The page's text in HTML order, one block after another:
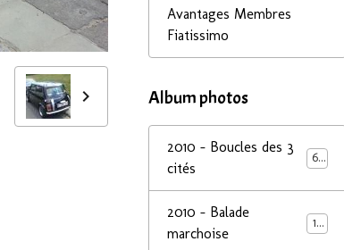
Avantages Membres
Fiatissimo
Album photos
2010 - Boucles des 3
cités
68
2010 - Balade
marchoise
14